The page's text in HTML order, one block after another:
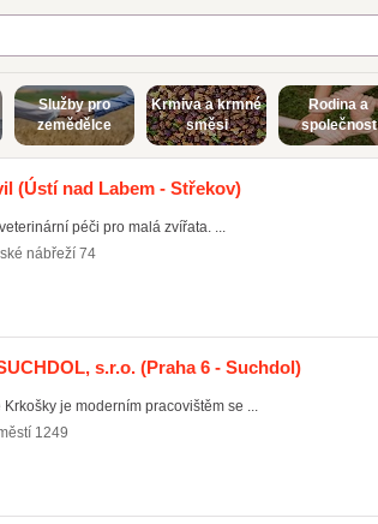
Služby pro
zemědělce
Krmiva a krmné
směsi
Rodina a
společnost
(Ústí nad Labem - Střekov)
péči pro malá zvířata. ...
nábřeží 74
s.r.o. (Praha 6 - Suchdol)
je moderním pracovištěm se ...
1249